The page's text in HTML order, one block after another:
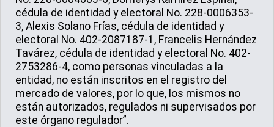
cédula de identidad y electoral No. 228-0006353-
3, Alexis Solano Frías, cédula de identidad y
electoral No. 402-2087187-1, Francelis Hernández
Tavárez, cédula de identidad y electoral No. 402-
2753286-4, como personas vinculadas a la
entidad, no están inscritos en el registro del
mercado de valores, por lo que, los mismos no
están autorizados, regulados ni supervisados por
este órgano regulador”.